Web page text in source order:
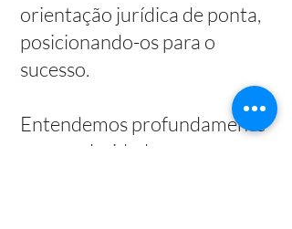
orientação jurídica de ponta,
posicionando-os para o
sucesso.
Entendemos profundamente
as complexidades e os